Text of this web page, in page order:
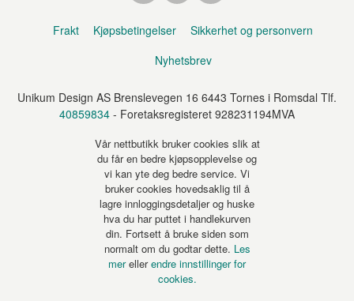
Frakt Kjøpsbetingelser
Sikkerhet og personvern
Nyhetsbrev
Unikum Design AS Brenslevegen 16 6443 Tornes i Romsdal Tlf.
40859834 - Foretaksregisteret 928231194MVA
Vår nettbutikk bruker cookies slik at
du får en bedre kjøpsopplevelse og
vi kan yte deg bedre service. Vi
bruker cookies hovedsaklig til å
lagre innloggingsdetaljer og huske
hva du har puttet i handlekurven
din. Fortsett å bruke siden som
normalt om du godtar dette. Les
merellerendre innstillinger for
cookies.